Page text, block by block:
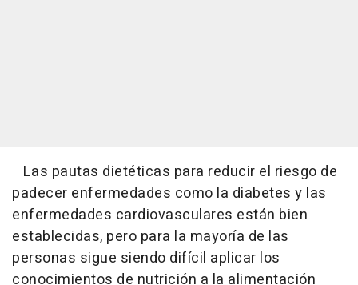
Las pautas dietéticas para reducir el riesgo de
padecer enfermedades como la diabetes y las
enfermedades cardiovasculares están bien
establecidas, pero para la mayoría de las
personas sigue siendo difícil aplicar los
conocimientos de nutrición a la alimentación